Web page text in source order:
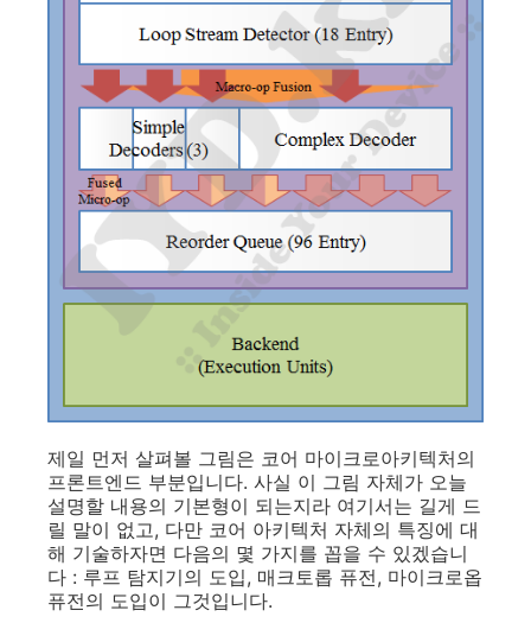
제일 먼저 살펴볼 그림은 코어 마이크로아키텍처의
프론트엔드 부분입니다. 사실 이 그림 자체가 오늘
설명할 내용의 기본형이 되는지라 여기서는 길게 드
릴 말이 없고, 다만 코어 아키텍처 자체의 특징에 대
해 기술하자면 다음의 몇 가지를 꼽을 수 있겠습니
다 : 루프 탐지기의 도입, 매크토롭 퓨전, 마이크로옵
퓨전의 도입이 그것입니다.